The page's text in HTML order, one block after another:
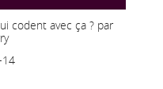
codent avec ça ? par